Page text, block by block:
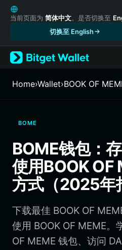
English
日本語
Русский
Español (Latinoamérica)
Türkçe
Italiano
繁體中文
Português (Portugal)
Bahasa Indonesia
ภาษาไทย
हिन्दी
বাংলা
Português (Brasil)
Español (Argentina)
当前页面为 简体中文。是否切换至
切换至 English
Home›Wallet›BOOK OF
BOME
BOME钱包：
使用BOOK OF
方式（2025年
下载最佳 BOOK OF
使用 BOOK OF MEME。
OF MEME 钱包、访问